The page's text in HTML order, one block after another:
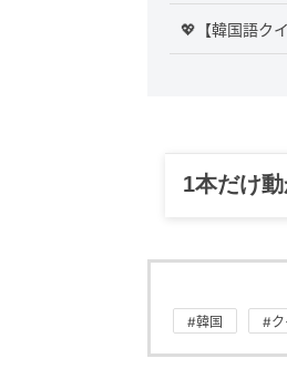
💖【韓国語ク
1本だけ
#韓国 #ク